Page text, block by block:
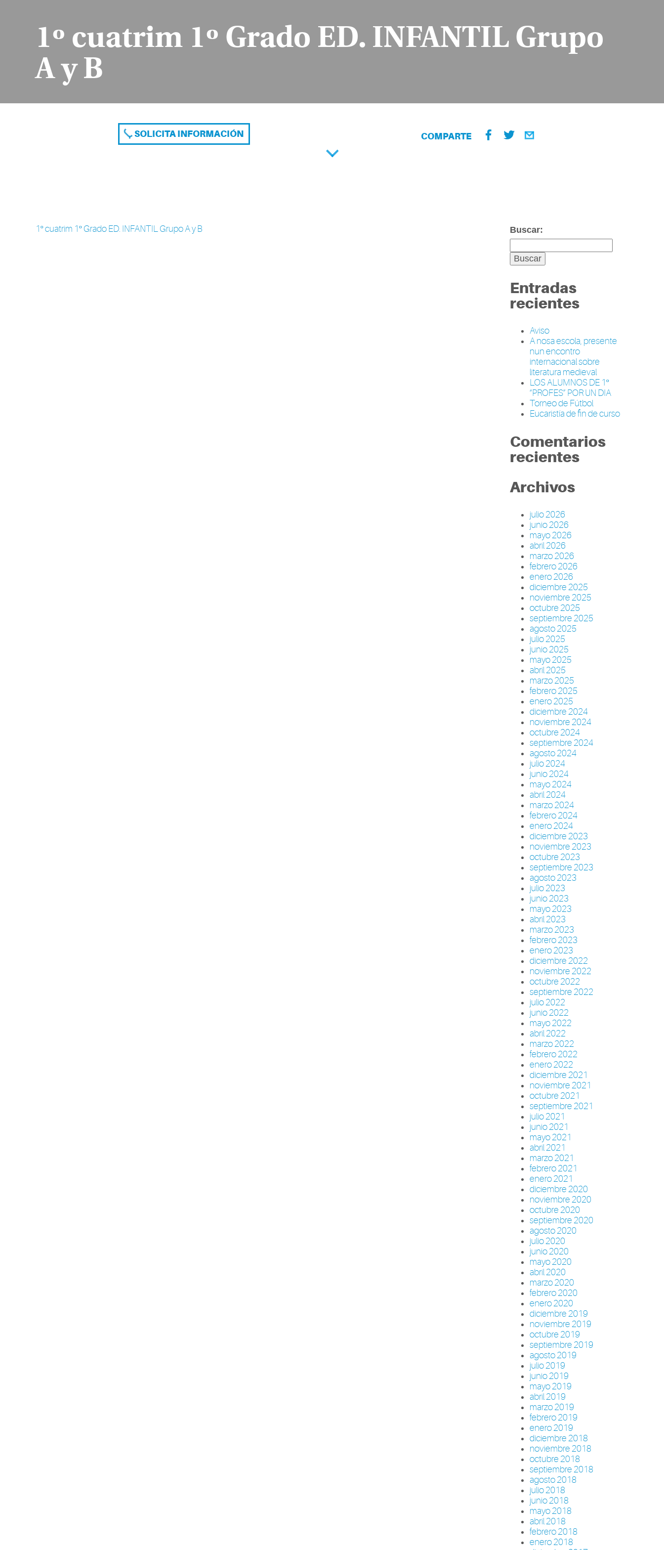
1º cuatrim 1º Grado ED. INFANTIL Grupo
A y B
SOLICITA INFORMACIÓN COMPARTE
1º cuatrim 1º Grado ED. INFANTIL Grupo A y B Buscar:
Entradas
recientes
Aviso
A nosa escola, presente
nun encontro
internacional sobre
literatura medieval
LOS ALUMNOS DE 1º
“PROFES” POR UN DIA
Torneo de Fútbol
Eucaristía de fin de curso
Comentarios
recientes
Archivos
julio 2026
junio 2026
mayo 2026
abril 2026
marzo 2026
febrero 2026
enero 2026
diciembre 2025
noviembre 2025
octubre 2025
septiembre 2025
agosto 2025
julio 2025
junio 2025
mayo 2025
abril 2025
marzo 2025
febrero 2025
enero 2025
diciembre 2024
noviembre 2024
octubre 2024
septiembre 2024
agosto 2024
julio 2024
junio 2024
mayo 2024
abril 2024
marzo 2024
febrero 2024
enero 2024
diciembre 2023
noviembre 2023
octubre 2023
septiembre 2023
agosto 2023
julio 2023
junio 2023
mayo 2023
abril 2023
marzo 2023
febrero 2023
enero 2023
diciembre 2022
noviembre 2022
octubre 2022
septiembre 2022
julio 2022
junio 2022
mayo 2022
abril 2022
marzo 2022
febrero 2022
enero 2022
diciembre 2021
noviembre 2021
octubre 2021
septiembre 2021
julio 2021
junio 2021
mayo 2021
abril 2021
marzo 2021
febrero 2021
enero 2021
diciembre 2020
noviembre 2020
octubre 2020
septiembre 2020
agosto 2020
julio 2020
junio 2020
mayo 2020
abril 2020
marzo 2020
febrero 2020
enero 2020
diciembre 2019
noviembre 2019
octubre 2019
septiembre 2019
agosto 2019
julio 2019
junio 2019
mayo 2019
abril 2019
marzo 2019
febrero 2019
enero 2019
diciembre 2018
noviembre 2018
octubre 2018
septiembre 2018
agosto 2018
julio 2018
junio 2018
mayo 2018
abril 2018
febrero 2018
enero 2018